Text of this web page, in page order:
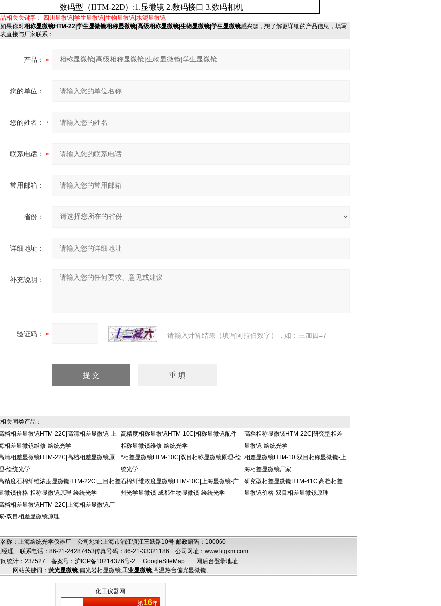
数码型（HTM-22D） :1.显微镜 2.数码接口 3.数码相机
相关关键字：
四川显微镜|学生显微镜|生物显微镜|水泥显微镜
果你对相称显微镜HTM-22|学生显微镜相称显微镜|高级相称显微镜|生物显微镜|学生显微镜感兴趣，想了解更详细的产品信息，填写
直接与厂家联系：
产品：
您的单位：
您的姓名：
联系电话：
常用邮箱：
省份：
详细地址：
补充说明：
验证码： 请输入计算结果（填写阿拉伯数字），如：三加四=7
关同类产品：
档相差显微镜HTM-22C|高清相差显微镜-上
相差显微镜维修-绘统光学
高精度相称显微镜HTM-10C|相称显微镜配件-
相称显微镜维修-绘统光学
高档相称显微镜HTM-22C|研究型相差
显微镜-绘统光学
清相差显微镜HTM-22C|高档相差显微镜原
-绘统光学
*相差显微镜HTM-10C|双目相称显微镜原理-绘
统光学
相差显微镜HTM-10|双目相称显微镜-上
海相差显微镜厂家
精度石棉纤维浓度显微镜HTM-22C|三目相差
微镜价格-相称显微镜原理-绘统光学
石棉纤维浓度显微镜HTM-10C|上海显微镜-广
州光学显微镜-成都生物显微镜-绘统光学
研究型相差显微镜HTM-41C|高档相差
显微镜价格-双目相差显微镜原理
档相差显微镜HTM-22C|上海相差显微镜厂
-双目相差显微镜原理
称：上海绘统光学仪器厂 公司地址:上海市浦江镇江三跃路10号 邮政编码：100060
经理 联系电话：86-21-24287453传真号码：86-21-33321186 公司网址： www.htgxm.com
问统计：237527 备案号：沪ICP备10214376号-2 GoogleSiteMap
网后台登录地址
网站关键词： 荧光显微镜,偏光岩相显微镜,工业显微镜,高温热台偏光显微镜,
化工仪器网
第16年